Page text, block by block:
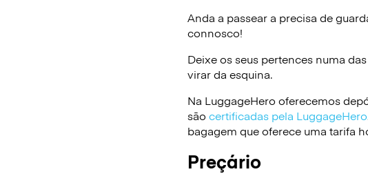
Anda a passear a precisa de
connosco!
Deixe os seus pertences numa
virar da esquina.
Na LuggageHero oferecemos
são certificadas pela LuggageHero
bagagem que oferece uma tarifa
Preçário